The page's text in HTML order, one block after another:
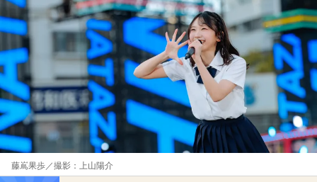
藤嶌果歩／撮影：上山陽介